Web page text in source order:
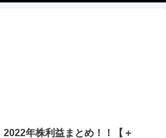
2022年株利益まとめ！！【＋